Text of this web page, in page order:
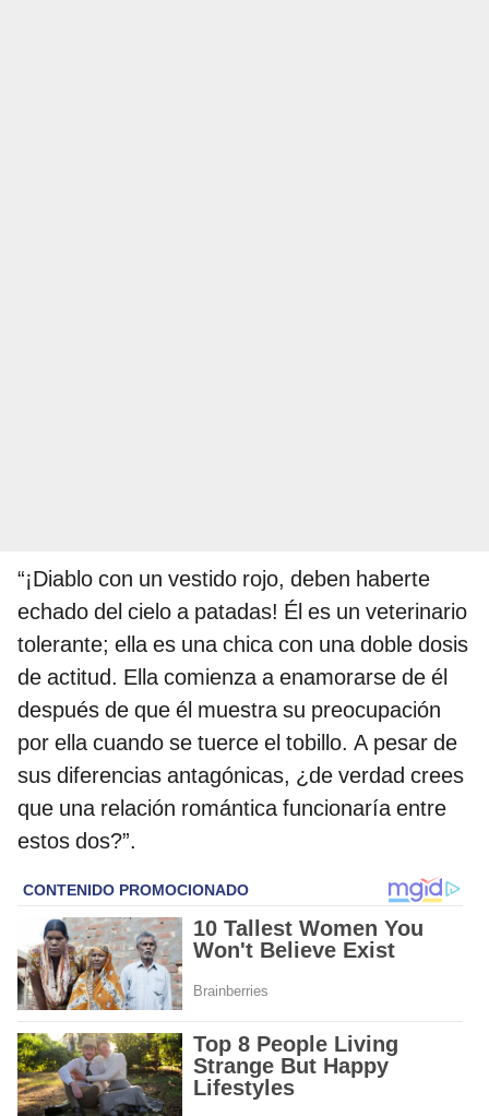
“¡Diablo con un vestido rojo, deben haberte
echado del cielo a patadas! Él es un veterinario
tolerante; ella es una chica con una doble dosis
de actitud. Ella comienza a enamorarse de él
después de que él muestra su preocupación
por ella cuando se tuerce el tobillo. A pesar de
sus diferencias antagónicas, ¿de verdad crees
que una relación romántica funcionaría entre
estos dos?”.